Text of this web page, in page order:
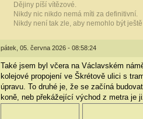
Dějiny píší vítězové.
Nikdy nic nikdo nemá míti za definitivní.
Nikdy není tak zle, aby nemohlo být
pátek, 05. června 2026 - 08:58:24
Také jsem byl včera na Václavském
kolejové propojení ve Škrétově ulici s
úpravu. To druhé je, že se začíná
koně, neb překážející východ z metra je